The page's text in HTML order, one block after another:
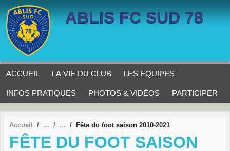
ABLIS FC SUD 78
ACCUEIL LA VIE DU CLUB LES EQUIPES
INFOS PRATIQUES PHOTOS & VIDÉOS PARTICIPER
Accueil Fête du foot saison 2010-2021
FÊTE DU FOOT SAISON
Panneau de gestion des cookies